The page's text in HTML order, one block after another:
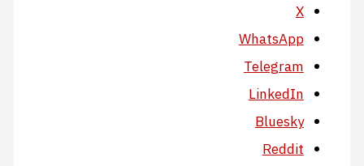
X
WhatsApp
Telegram
LinkedIn
Bluesky
Reddit